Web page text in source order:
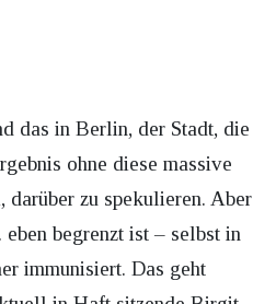
das in Berlin, der Stadt, die
ohne diese massive
zu spekulieren. Aber
begrenzt ist – selbst in
immunisiert. Das geht